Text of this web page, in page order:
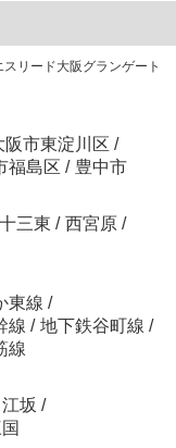
スリード大阪グランゲート
阪市東淀川区 /
福島区 / 豊中市
十三東 / 西宮原 /
東線 /
線 / 地下鉄谷町線 /
線
江坂 /